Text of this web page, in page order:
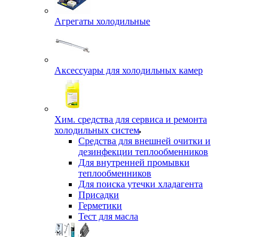
Агрегаты холодильные
Аксессуары для холодильных камер
Хим. средства для сервиса и ремонта
холодильных систем
Средства для внешней очитки и
дезинфекции теплообменников
Для внутренней промывки
теплообменников
Для поиска утечки хладагента
Присадки
Герметики
Тест для масла